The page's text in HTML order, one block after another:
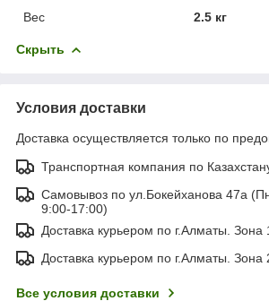
Вес 2.5 кг
Скрыть
Условия доставки
Доставка осуществляется только по
Транспортная компания по
Самовывоз по ул.Бокейханова 47а
9:00-17:00)
Доставка курьером по г.Алматы. Зона
Доставка курьером по г.Алматы. Зона
Все условия доставки